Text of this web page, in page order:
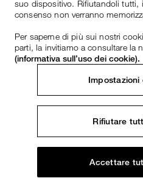
suo dispositivo. Rifiutandoli tutti,
consenso non verranno
Per saperne di più sui nostri
parti, la invitiamo a consultare la
(informativa sull’uso dei cookie).
Impostazioni
Rifiutare
Accettare